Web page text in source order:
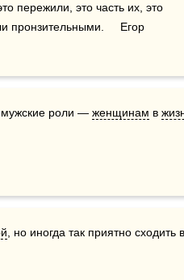
пережили, это часть их, это
пронзительными.     Егор
мужские роли — женщинам в
, но иногда так приятно сходить